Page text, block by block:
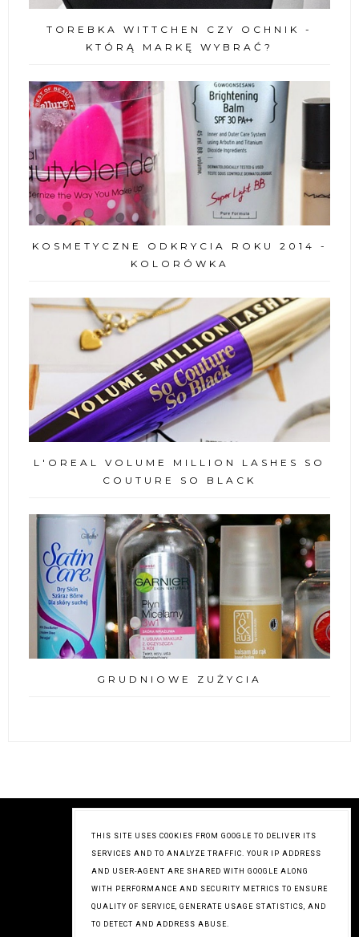
TOREBKA WITTCHEN CZY OCHNIK -
KTÓRĄ MARKĘ WYBRAĆ?
KOSMETYCZNE ODKRYCIA ROKU 2014 -
KOLORÓWKA
L'OREAL VOLUME MILLION LASHES SO
COUTURE SO BLACK
GRUDNIOWE ZUŻYCIA
THIS SITE USES COOKIES FROM GOOGLE TO DELIVER ITS
SERVICES AND TO ANALYZE TRAFFIC. YOUR IP ADDRESS
AND USER-AGENT ARE SHARED WITH GOOGLE ALONG
WITH PERFORMANCE AND SECURITY METRICS TO ENSURE
QUALITY OF SERVICE, GENERATE USAGE STATISTICS, AND
TO DETECT AND ADDRESS ABUSE.